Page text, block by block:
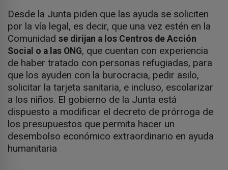
Desde la Junta piden que las ayuda se soliciten
por la vía legal, es decir, que una vez estén en la
Comunidad se dirijan a los Centros de Acción
Social o a las ONG, que cuentan con experiencia
de haber tratado con personas refugiadas, para
que los ayuden con la burocracia, pedir asilo,
solicitar la tarjeta sanitaria, e incluso, escolarizar
a los niños. El gobierno de la Junta está
dispuesto a modificar el decreto de prórroga de
los presupuestos que permita hacer un
desembolso económico extraordinario en ayuda
humanitaria